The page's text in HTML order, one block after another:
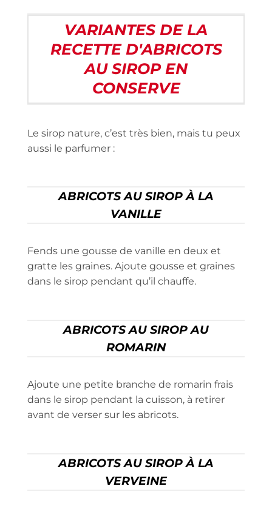
VARIANTES DE LA
RECETTE D'ABRICOTS
AU SIROP EN
CONSERVE
Le sirop nature, c’est très bien, mais tu peux
aussi le parfumer :
ABRICOTS AU SIROP À LA
VANILLE
Fends une gousse de vanille en deux et
gratte les graines. Ajoute gousse et graines
dans le sirop pendant qu’il chauffe.
ABRICOTS AU SIROP AU
ROMARIN
Ajoute une petite branche de romarin frais
dans le sirop pendant la cuisson, à retirer
avant de verser sur les abricots.
ABRICOTS AU SIROP À LA
VERVEINE